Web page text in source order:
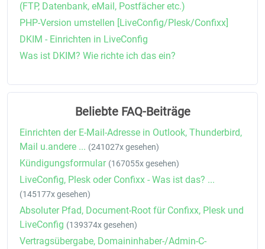
(FTP, Datenbank, eMail, Postfächer etc.)
PHP-Version umstellen [LiveConfig/Plesk/Confixx]
DKIM - Einrichten in LiveConfig
Was ist DKIM? Wie richte ich das ein?
Beliebte FAQ-Beiträge
Einrichten der E-Mail-Adresse in Outlook, Thunderbird,
Mail u.andere ... (241027x gesehen)
Kündigungsformular (167055x gesehen)
LiveConfig, Plesk oder Confixx - Was ist das? ...
(145177x gesehen)
Absoluter Pfad, Document-Root für Confixx, Plesk und
LiveConfig (139374x gesehen)
Vertragsübergabe, Domaininhaber-/Admin-C-